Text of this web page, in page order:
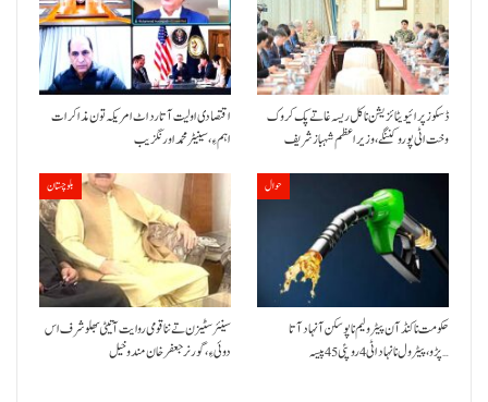
اقتصادی اولیت آتا رد اٹ امریکہ تون مذاکرات
اہم ءِ،سینیٹر محمد اورنگزیب
ڈسکوز پرائیویٹائزیشن نا کل ریسہ غاتے پک کروک
وخت اٹی پورو کننگے ،وزیراعظم شہباز شریف
بلوچستان
سینئر سٹیزن تے ننا قومی روایت آتیٹی بھلو شرف اس
دوئی ءِ،گورنر جعفرخان مندوخیل
حوال
حکومت نا کنڈ آن پیٹرولیم نا پوسکن آ نہاد آتا
پڑو،پیٹرول نا نہاد اٹی 4 روپئی 45 پیسہ…